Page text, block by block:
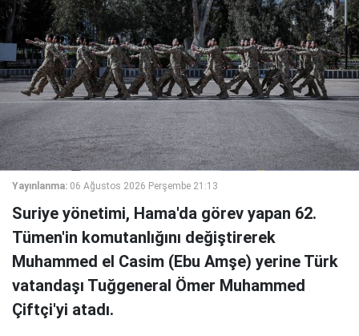
Yayınlanma: 06 Ağustos 2026 Perşembe 21:13
Suriye yönetimi, Hama'da görev yapan 62.
Tümen'in komutanlığını değiştirerek
Muhammed el Casim (Ebu Amşe) yerine Türk
vatandaşı Tuğgeneral Ömer Muhammed
Çiftçi'yi atadı.